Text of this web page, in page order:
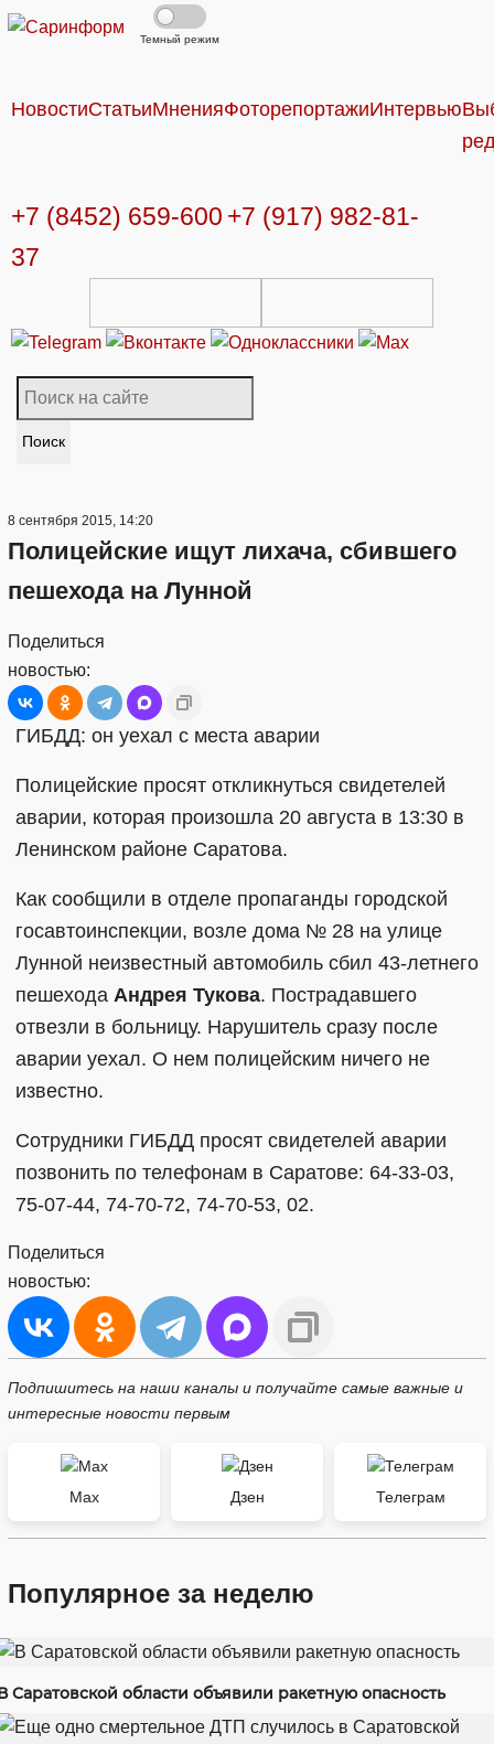
Темный режим
НовостиСтатьиМненияФоторепортажиИнтервью
+7 (8452) 659-600 +7 (917) 982-81-
37
Поиск
8 сентября 2015, 14:20
Полицейские ищут лихача, сбившего
пешехода на Лунной
Поделиться
новостью:
ГИБДД: он уехал с места аварии
Полицейские просят откликнуться свидетелей
аварии, которая произошла 20 августа в 13:30 в
Ленинском районе Саратова.
Как сообщили в отделе пропаганды городской
госавтоинспекции, возле дома № 28 на улице
Лунной неизвестный автомобиль сбил 43-летнего
пешехода Андрея Тукова. Пострадавшего
отвезли в больницу. Нарушитель сразу после
аварии уехал. О нем полицейским ничего не
известно.
Сотрудники ГИБДД просят свидетелей аварии
позвонить по телефонам в Саратове: 64-33-03,
75-07-44, 74-70-72, 74-70-53, 02.
Поделиться
новостью:
Подпишитесь на наши каналы и получайте самые важные и
интересные новости первым
Max Дзен Телеграм
Популярное за неделю
Саратовской области объявили ракетную опасность